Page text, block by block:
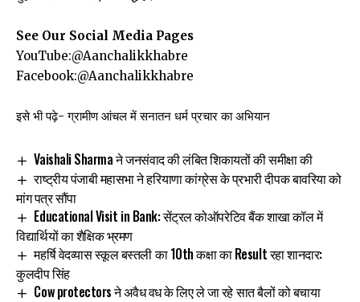
See Our Social Media Pages
YouTube:@Aanchalikkhabre
Facebook:@Aanchalikkhabre
इसे भी पढ़े-ग्रामीण आंचल में सनातन धर्म प्रचार का अभियान
Vaishali Sharma ने जनसंवाद की लंबित शिकायतों की समीक्षा की
राष्ट्रीय पंजाबी महासभा ने हरियाणा कांग्रेस के प्रभारी दीपक बावरिया को
मांग पत्र सौंपा
Educational Visit in Bank: सेंट्रल कोऑपरेटिव बैंक शाखा कॉल में
विद्यार्थियों का शैक्षिक भ्रमण
महर्षि वेदव्यास स्कूल बस्तली का 10th कक्षा का Result रहा शानदार:
कुलदीप सिंह
Cow protectors ने अवैध वध के लिए ले जा रहे सात बैलों को बचाया